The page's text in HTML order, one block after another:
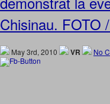
Chisinau. FOTO
May 3rd, 2010 VR No